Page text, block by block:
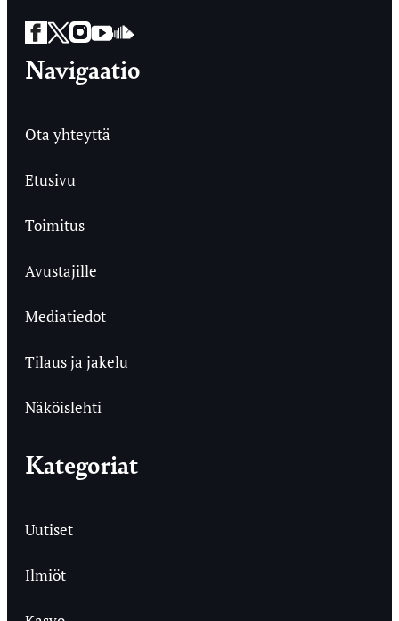
Facebook
Twitter
Instagram
YouTube
SoundCloud
Navigaatio
Ota yhteyttä
Etusivu
Toimitus
Avustajille
Mediatiedot
Tilaus ja jakelu
Näköislehti
Kategoriat
Uutiset
Ilmiöt